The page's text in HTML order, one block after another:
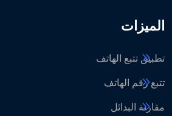
الميزات
تطبيق تتبع الهاتف
تتبع رقم الهاتف
مقارنة البدائل